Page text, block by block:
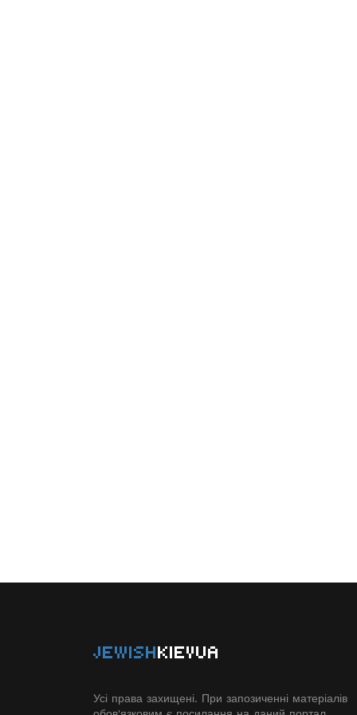
JEWISHKIEVUA
Усі права захищені. При запозиченні матеріалів